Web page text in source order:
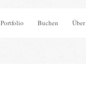
Portfolio Buchen